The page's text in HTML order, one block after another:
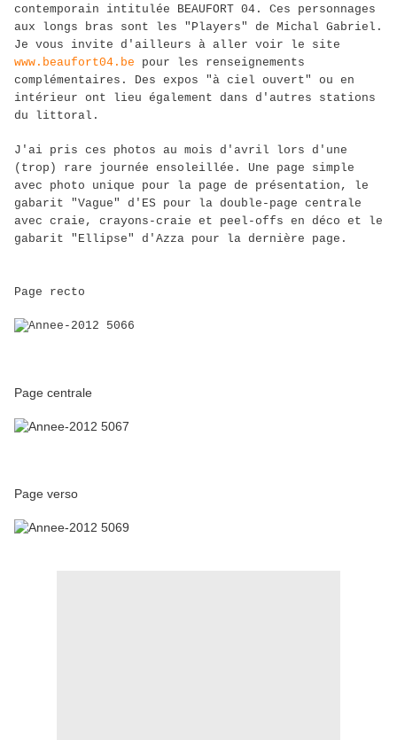
contemporain intitulée BEAUFORT 04. Ces personnages
aux longs bras sont les "Players" de Michal Gabriel.
Je vous invite d'ailleurs à aller voir le site
www.beaufort04.be pour les renseignements
complémentaires. Des expos "à ciel ouvert" ou en
intérieur ont lieu également dans d'autres stations
du littoral.
J'ai pris ces photos au mois d'avril lors d'une
(trop) rare journée ensoleillée. Une page simple
avec photo unique pour la page de présentation, le
gabarit "Vague" d'ES pour la double-page centrale
avec craie, crayons-craie et peel-offs en déco et le
gabarit "Ellipse" d'Azza pour la dernière page.
Page recto
Page centrale
Page verso